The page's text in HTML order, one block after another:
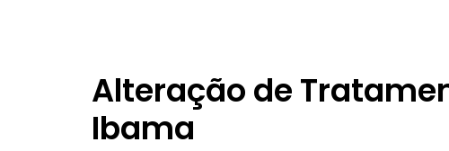
Alteração de
Ibama